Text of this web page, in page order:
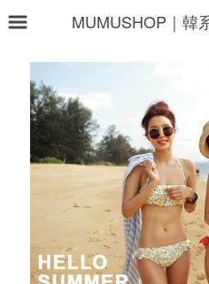
MUMUSHOP｜韓